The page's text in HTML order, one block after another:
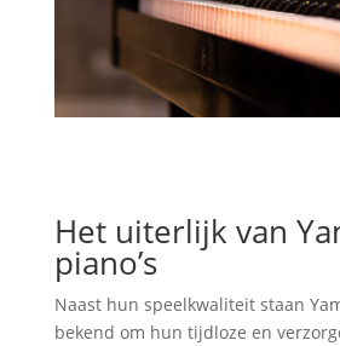
Het uiterlijk van
piano’s
Naast hun speelkwaliteit staan
bekend om hun tijdloze en